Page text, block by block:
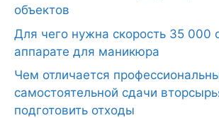
объектов
Для чего нужна скорость 35 000
аппарате для маникюра
Чем отличается
самостоятельной сдачи
подготовить отходы